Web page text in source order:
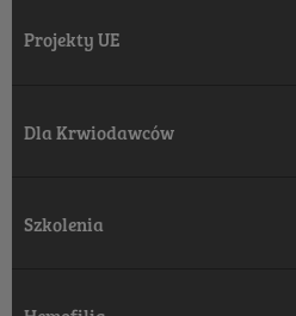
Projekty UE
Dla Krwiodawców
Szkolenia